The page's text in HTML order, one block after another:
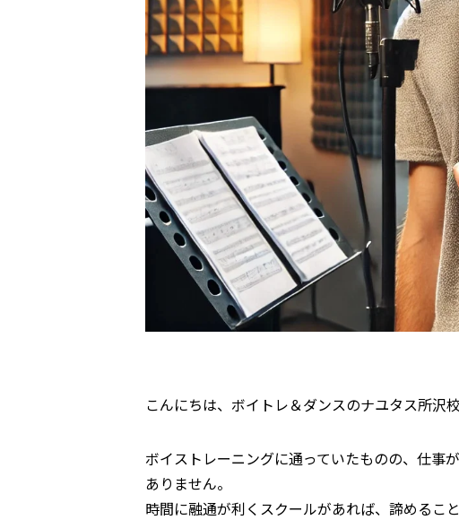
こんにちは、ボイトレ＆ダンスのナユタス所沢校
ボイストレーニングに通っていたものの、仕事
ありません。
時間に融通が利くスクールがあれば、諦めるこ